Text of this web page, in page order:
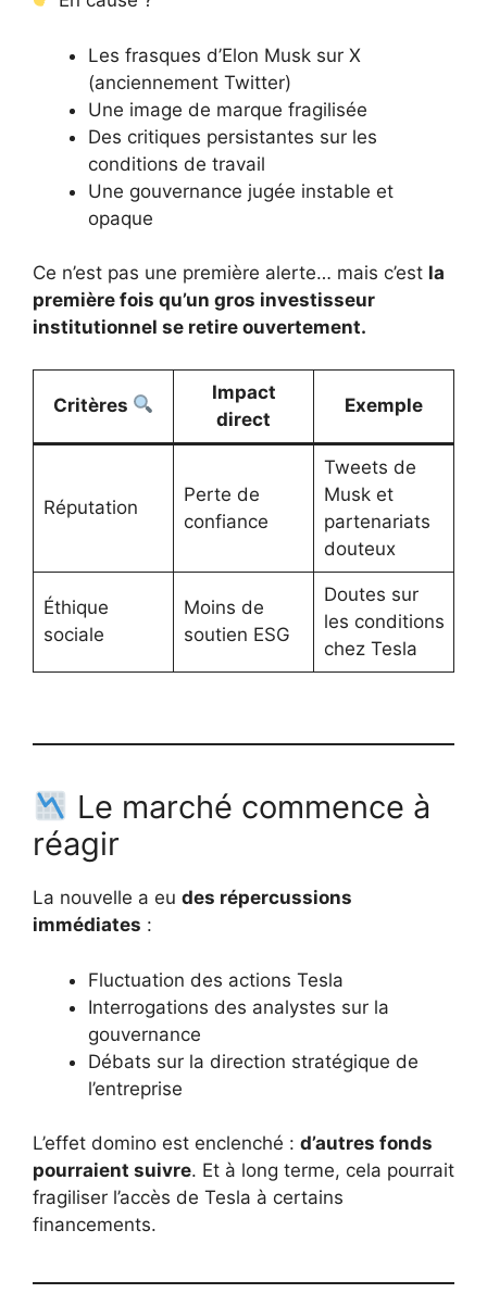
Les frasques d’Elon Musk sur X
(anciennement Twitter)
Une image de marque fragilisée
Des critiques persistantes sur les
conditions de travail
Une gouvernance jugée instable et
opaque
Ce n’est pas une première alerte… mais c’est la
première fois qu’un gros investisseur
institutionnel se retire ouvertement.
Critères
Impact
direct
Exemple
Réputation
Perte de
confiance
Tweets de
Musk et
partenariats
douteux
Éthique
sociale
Moins de
soutien ESG
Doutes sur
les conditions
chez Tesla
Le marché commence à
réagir
La nouvelle a eu des répercussions
immédiates :
Fluctuation des actions Tesla
Interrogations des analystes sur la
gouvernance
Débats sur la direction stratégique de
l’entreprise
L’effet domino est enclenché : d’autres fonds
pourraient suivre. Et à long terme, cela pourrait
fragiliser l’accès de Tesla à certains
financements.